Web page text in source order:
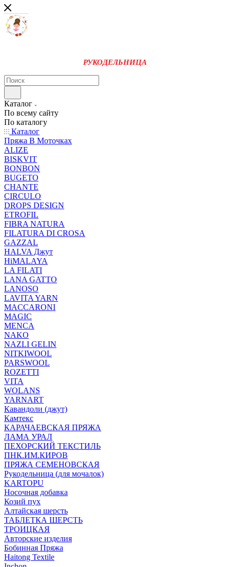
РУКОДЕЛЬНИЦА
Каталог
По всему сайту
По каталогу
Каталог
Пряжа В Моточках
ALIZE
BISKVIT
BONBON
BUGETO
CHANTE
CIRCULO
DROPS DESIGN
ETROFIL
FIBRA NATURA
FILATURA DI CROSA
GAZZAL
HALVA Джут
HiMALAYA
LA FILATI
LANA GATTO
LANOSO
LAVITA YARN
MACCARONI
MAGIC
MENCA
NAKO
NAZLI GELIN
NITKIWOOL
PARSWOOL
ROZETTI
VITA
WOLANS
YARNART
Кавандоли (джут)
Камтекс
КАРАЧАЕВСКАЯ ПРЯЖА
ЛАМА УРАЛ
ПЕХОРСКИЙ ТЕКСТИЛЬ
ПНК.ИМ.КИРОВ
ПРЯЖА СЕМЕНОВСКАЯ
Рукодельница (для мочалок)
KARTOPU
Носочная добавка
Козий пух
Алтайская шерсть
ТАБЛЕTКА ШЕРСТЬ
ТРОИЦКАЯ
Авторские изделия
Бобинная Пряжа
Haitong Textilе